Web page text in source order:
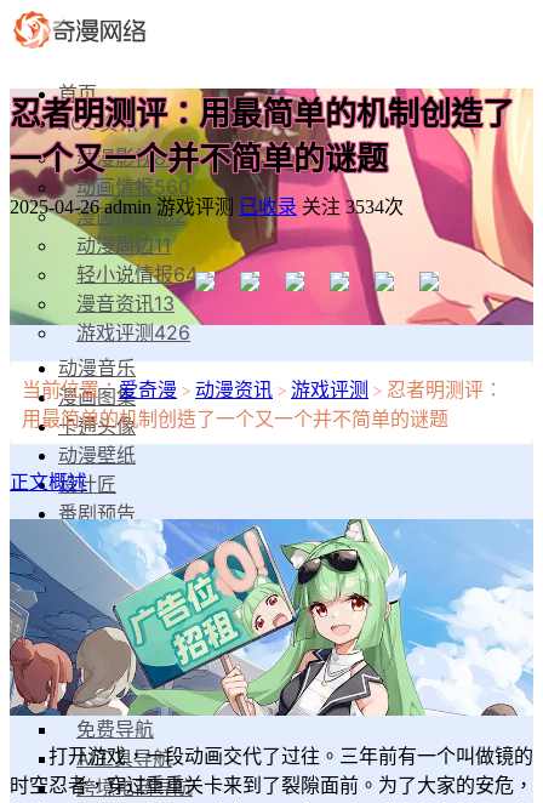
首页
ACG资讯
动漫影视81
动画情报560
漫画情报182
动漫周边11
轻小说情报64
漫音资讯13
游戏评测426
动漫音乐
漫画图集
卡通头像
动漫壁纸
设计匠
番剧预告
漫物工坊
漫家人
工具集
导航工具集
设计导航
素材导航
免费导航
AI工具导航
跨境电商导航
忍者明测评：用最简单的机制创造了
一个又一个并不简单的谜题
2025-04-26 admin 游戏评测 已收录 关注 3534次
当前位置：爱奇漫 > 动漫资讯 > 游戏评测 > 忍者明测评：
用最简单的机制创造了一个又一个并不简单的谜题
正文概述
打开游戏，一段动画交代了过往。三年前有一个叫做镜的
时空忍者，穿过重重关卡来到了裂隙面前。为了大家的安危，